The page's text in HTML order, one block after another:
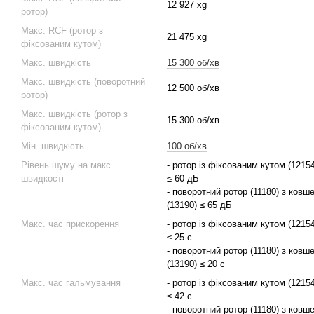
ротор)
12 927 xg
Макс. RCF (ротор з
фіксованим кутом)
21 475 xg
Макс. швидкість
15 300 об/хв
Макс. швидкість (поворотний
ротор)
12 500 об/хв
Макс. швидкість (ротор з
фіксованим кутом)
15 300 об/хв
Мін. швидкість
100 об/хв
Рівень шуму на макс.
швидкості
- ротор із фіксованим кутом
≤ 60 дБ
- поворотний ротор (11180) з
(13190) ≤ 65 дБ
Макс. час прискорення
- ротор із фіксованим кутом
≤ 25 с
- поворотний ротор (11180) з
(13190) ≤ 20 с
Макс. час гальмування
- ротор із фіксованим кутом
≤ 42 с
- поворотний ротор (11180) з